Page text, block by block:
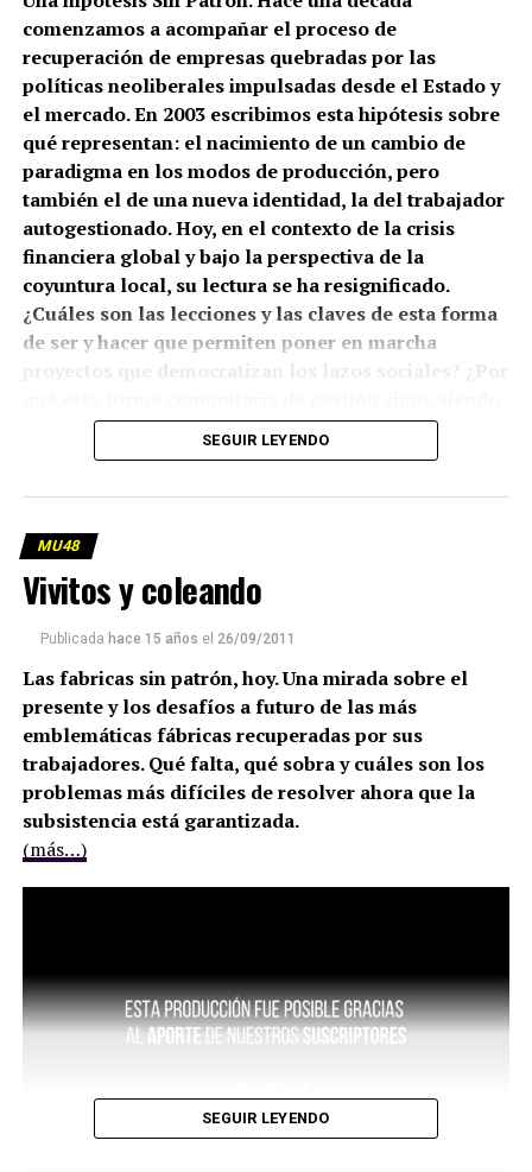
comenzamos a acompañar el proceso de
recuperación de empresas quebradas por las
políticas neoliberales impulsadas desde el Estado y
el mercado. En 2003 escribimos esta hipótesis sobre
qué representan: el nacimiento de un cambio de
paradigma en los modos de producción, pero
también el de una nueva identidad, la del trabajador
autogestionado. Hoy, en el contexto de la crisis
financiera global y bajo la perspectiva de la
coyuntura local, su lectura se ha resignificado.
¿Cuáles son las lecciones y las claves de esta forma
de ser y hacer que permiten poner en marcha
ignorada por universidades públicas? ¿Qué nuevas
obligaciones surgen a partir de organizar lo común
SEGUIR LEYENDO
MU48
Vivitos y coleando
Publicada hace 15 años el 26/09/2011
Las fabricas sin patrón, hoy. Una mirada sobre el
presente y los desafíos a futuro de las más
emblemáticas fábricas recuperadas por sus
trabajadores. Qué falta, qué sobra y cuáles son los
problemas más difíciles de resolver ahora que la
subsistencia está garantizada.
(más…)
SEGUIR LEYENDO